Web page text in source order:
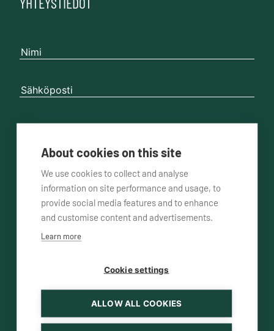
Toivottu yhteydenottotapa puhelimitse
sähköpostitse
About cookies on this site
We use cookies to collect and analyse
information on site performance and usage, to
provide social media features and to enhance
and customise content and advertisements.
Learn more
Cookie settings
ALLOW ALL COOKIES